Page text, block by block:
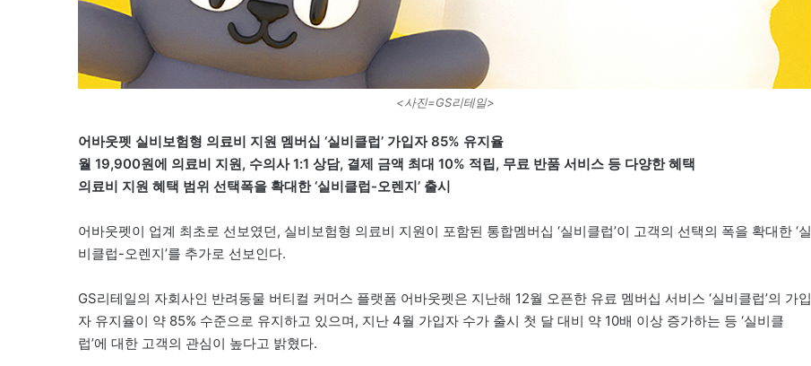
<사진=GS리테일>
어바웃펫 실비보험형 의료비 지원 멤버십 ‘실비클럽’ 가입자 85% 유지율
월 19,900원에 의료비 지원, 수의사 1:1 상담, 결제 금액 최대 10% 적립, 무료 반품 서비스 등 다양한 혜택
의료비 지원 혜택 범위 선택폭을 확대한 ‘실비클럽-오렌지’ 출시
어바웃펫이 업계 최초로 선보였던, 실비보험형 의료비 지원이 포함된 통합멤버십 ‘실비클럽’이 고객의 선택의 폭을 확대한 ‘실
비클럽-오렌지’를 추가로 선보인다.
GS리테일의 자회사인 반려동물 버티컬 커머스 플랫폼 어바웃펫은 지난해 12월 오픈한 유료 멤버십 서비스 ‘실비클럽’의 가입
자 유지율이 약 85% 수준으로 유지하고 있으며, 지난 4월 가입자 수가 출시 첫 달 대비 약 10배 이상 증가하는 등 ‘실비클
럽’에 대한 고객의 관심이 높다고 밝혔다.